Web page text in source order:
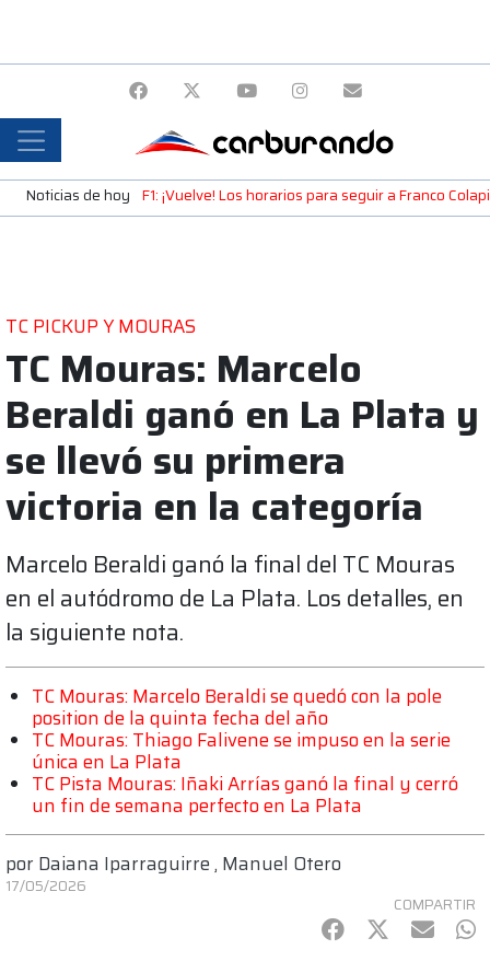
Noticias de hoy F1: ¡Vuelve! Los horarios para seguir a Franco
TC PICKUP Y MOURAS
TC Mouras: Marcelo
Beraldi ganó en La Plata y
se llevó su primera
victoria en la categoría
Marcelo Beraldi ganó la final del TC Mouras
en el autódromo de La Plata. Los detalles, en
la siguiente nota.
TC Mouras: Marcelo Beraldi se quedó con la pole
position de la quinta fecha del año
TC Mouras: Thiago Falivene se impuso en la serie
única en La Plata
TC Pista Mouras: Iñaki Arrías ganó la final y cerró
un fin de semana perfecto en La Plata
por Daiana Iparraguirre, Manuel Otero
17/05/2026
COMPARTIR
Facebook
Twitter
mail